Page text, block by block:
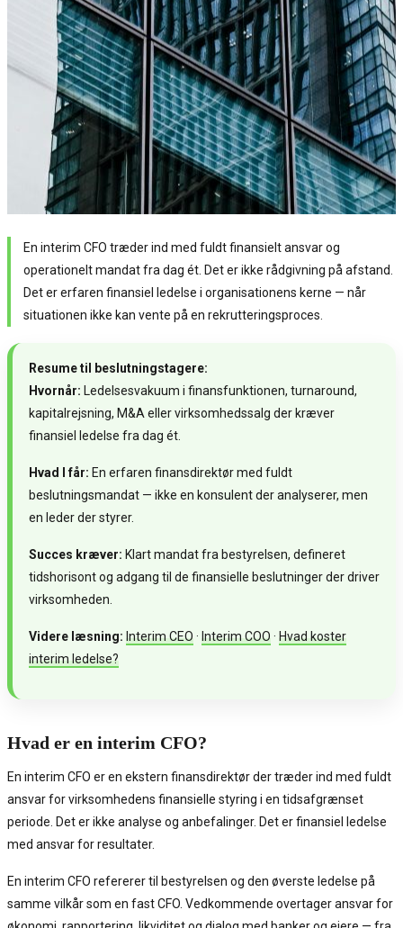
En interim CFO træder ind med fuldt finansielt ansvar og
operationelt mandat fra dag ét. Det er ikke rådgivning på afstand.
Det er erfaren finansiel ledelse i organisationens kerne — når
situationen ikke kan vente på en rekrutteringsproces.
Resume til beslutningstagere:
Hvornår: Ledelsesvakuum i finansfunktionen, turnaround,
kapitalrejsning, M&A eller virksomhedssalg der kræver
finansiel ledelse fra dag ét.
Hvad I får: En erfaren finansdirektør med fuldt
beslutningsmandat — ikke en konsulent der analyserer, men
en leder der styrer.
Succes kræver: Klart mandat fra bestyrelsen, defineret
tidshorisont og adgang til de finansielle beslutninger der driver
virksomheden.
Videre læsning: Interim CEO· Interim COO· Hvad koster
interim ledelse?
Hvad er en interim CFO?
En interim CFO er en ekstern finansdirektør der træder ind med fuldt
ansvar for virksomhedens finansielle styring i en tidsafgrænset
periode. Det er ikke analyse og anbefalinger. Det er finansiel ledelse
med ansvar for resultater.
En interim CFO refererer til bestyrelsen og den øverste ledelse på
samme vilkår som en fast CFO. Vedkommende overtager ansvar for